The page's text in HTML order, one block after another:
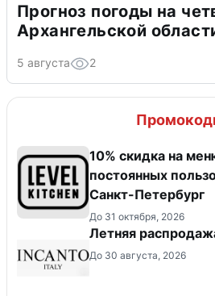
Прогноз погоды на
Архангельской
5 августа 2
10% скидка на
постоянных
Санкт-Петербург
До 31 октября, 2026
Летняя
До 30 августа, 2026